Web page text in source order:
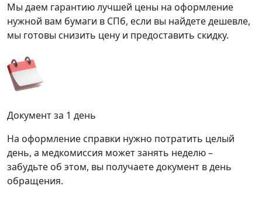
Мы даем гарантию лучшей цены на оформление
нужной вам бумаги в СПб, если вы найдете дешевле,
мы готовы снизить цену и предоставить скидку.
Документ за 1 день
На оформление справки нужно потратить целый
день, а медкомиссия может занять неделю –
забудьте об этом, вы получаете документ в день
обращения.